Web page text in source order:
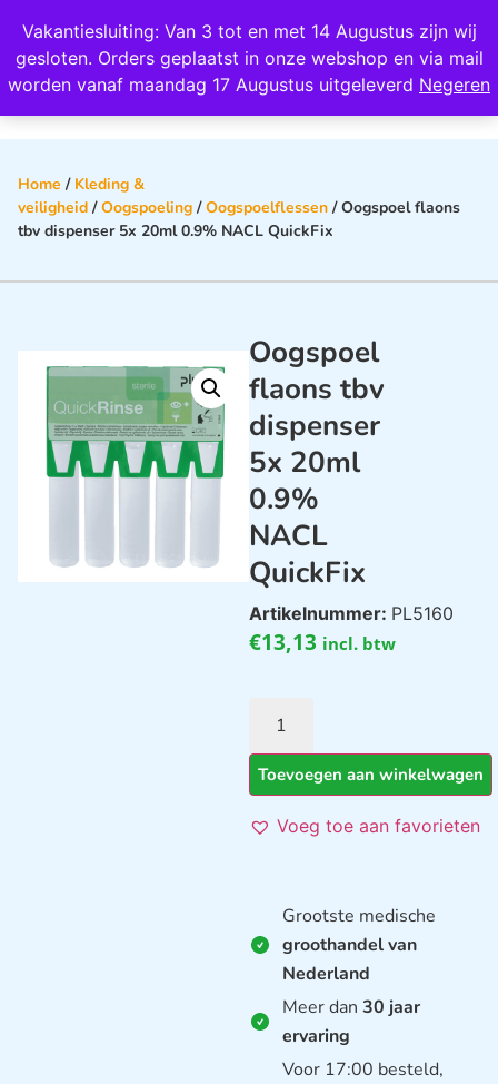
Vakantiesluiting: Van 3 tot en met 14 Augustus zijn wij
gesloten. Orders geplaatst in onze webshop en via mail
worden vanaf maandag 17 Augustus uitgeleverd Negeren
Wij scoren een 4,8 op Google
Home / Kleding &
veiligheid /Oogspoeling /Oogspoelflessen / Oogspoel flaons
tbv dispenser 5x 20ml 0.9% NACL QuickFix
Oogspoel
flaons tbv
dispenser
5x 20ml
0.9%
NACL
QuickFix
Artikelnummer: PL5160
€13,13 incl. btw
Toevoegen aan winkelwagen
Voeg toe aan favorieten
Grootste medische
groothandel van
Nederland
Meer dan 30 jaar
ervaring
Voor 17:00 besteld,